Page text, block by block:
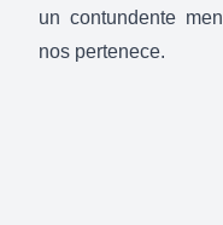
un contundente
nos pertenece.